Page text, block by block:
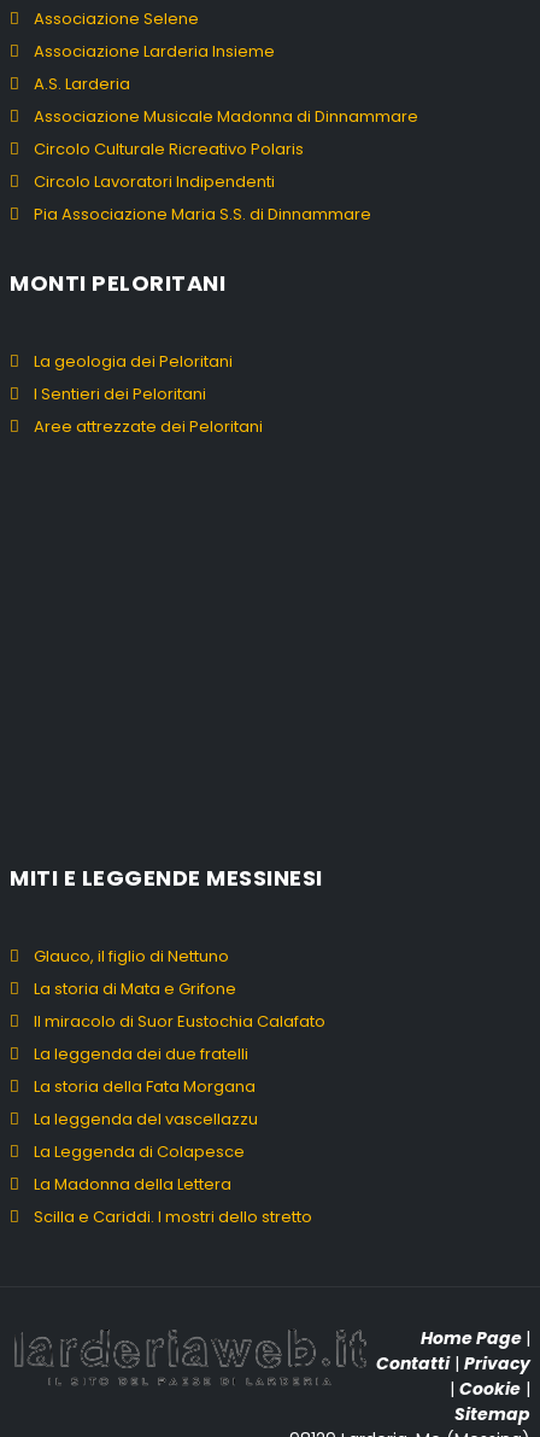
Associazione Selene
Associazione Larderia Insieme
A.S. Larderia
Associazione Musicale Madonna di Dinnammare
Circolo Culturale Ricreativo Polaris
Circolo Lavoratori Indipendenti
Pia Associazione Maria S.S. di Dinnammare
MONTI PELORITANI
La geologia dei Peloritani
I Sentieri dei Peloritani
Aree attrezzate dei Peloritani
MITI E LEGGENDE MESSINESI
Glauco, il figlio di Nettuno
La storia di Mata e Grifone
Il miracolo di Suor Eustochia Calafato
La leggenda dei due fratelli
La storia della Fata Morgana
La leggenda del vascellazzu
La Leggenda di Colapesce
La Madonna della Lettera
Scilla e Cariddi. I mostri dello stretto
Home Page |
Contatti| Privacy
| Cookie |
Sitemap